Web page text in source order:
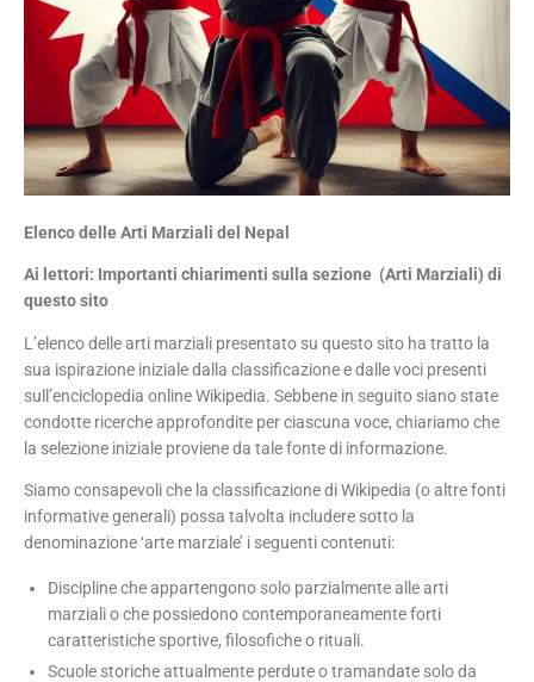
Elenco delle Arti Marziali del Nepal
Ai lettori: Importanti chiarimenti sulla sezione (Arti Marziali) di
questo sito
L’elenco delle arti marziali presentato su questo sito ha tratto la
sua ispirazione iniziale dalla classificazione e dalle voci presenti
sull’enciclopedia online Wikipedia. Sebbene in seguito siano state
condotte ricerche approfondite per ciascuna voce, chiariamo che
la selezione iniziale proviene da tale fonte di informazione.
Siamo consapevoli che la classificazione di Wikipedia (o altre fonti
informative generali) possa talvolta includere sotto la
denominazione ‘arte marziale’ i seguenti contenuti:
Discipline che appartengono solo parzialmente alle arti
marziali o che possiedono contemporaneamente forti
caratteristiche sportive, filosofiche o rituali.
Scuole storiche attualmente perdute o tramandate solo da